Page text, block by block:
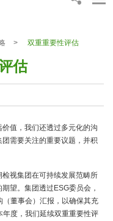
何疑问，可随
6988或电
询。
> 双重重要性评估
估
值，我们还透过多元化的沟
需要关注的重要议题，并积
视集团在可持续发展范畴所
望。集团透过ESG委员会，
董事会）汇报，以确保其充
度，我们延续双重重要性评